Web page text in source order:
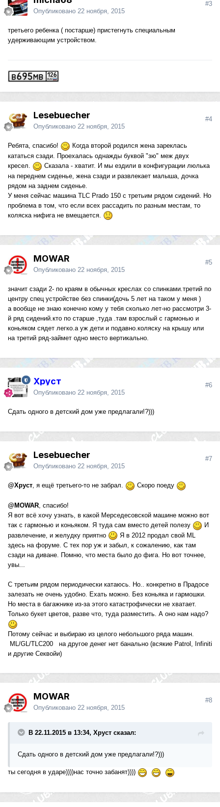
Опубликовано 22 ноября, 2015
#3
третьего ребенка ( постарше) пристегнуть специальным
удерживающим устройством.
Lesebuecher
Опубликовано 22 ноября, 2015
#4
Ребята, спасибо!
Когда второй родился жена зареклась
кататься сзади. Проехалась однажды буквой "зю" меж двух
кресел.
Сказала - хватит. И мы ездили в конфигурации люлька
на переднем сиденье, жена сзади и развлекает малыша, дочка
рядом на заднем сиденье.
У меня сейчас машина TLC Prado 150 с третьим рядом сидений. Но
проблема в том, что если всех рассадить по разным местам, то
коляска нифига не вмещается.
MOWAR
Опубликовано 22 ноября, 2015
#5
значит сзади 2- по краям в обычных креслах со спинками.третий по
центру спец устройстве без спинки(дочь 5 лет на таком у меня )
а вообще не знаю конечно кому у тебя сколько лет-но рассмотри 3-
й ряд сидений.кто по старше ,туда .там взрослый с гармонью и
коньяком сядет легко.а уж дети и подавно.коляску на крышу или
на третий ряд-займет одно место вертикально.
Хруст
Опубликовано 22 ноября, 2015
#6
Сдать одного в детский дом уже предлагали!?)))
Lesebuecher
Опубликовано 22 ноября, 2015
#7
@Хруст, я ещё третьего-то не забрал. Скоро поеду
@MOWAR , спасибо!
Я вот всё хочу узнать, в какой Мерседесовской машине можно вот
так с гармонью и коньяком. Я туда сам вместо детей полезу
И
развлечение, и желудку приятно
Я в 2012 продал свой ML
здесь на форуме. С тех пор уж и забыл, к сожалению, как там
сзади на диване. Помню, что места было до фига. Но вот точнее,
увы...
С третьим рядом периодически катаюсь. Но.. конкретно в Прадосе
залезать не очень удобно. Ехать можно. Без коньяка и гармошки.
Но места в багажнике из-за этого катастрофически не хватает.
Только букет цветов, разве что, туда разместить. А оно нам надо?
Потому сейчас и выбираю из целого небольшого ряда машин.
ML/GL/TLC200 на другое денег нет банально (всякие Patrol, Infiniti
и другие Секвойи)
MOWAR
Опубликовано 22 ноября, 2015
#8
В 22.11.2015 в 13:34, Хруст сказал:
Сдать одного в детский дом уже предлагали!?)))
ты сегодня в ударе))))нас точно забанят))))